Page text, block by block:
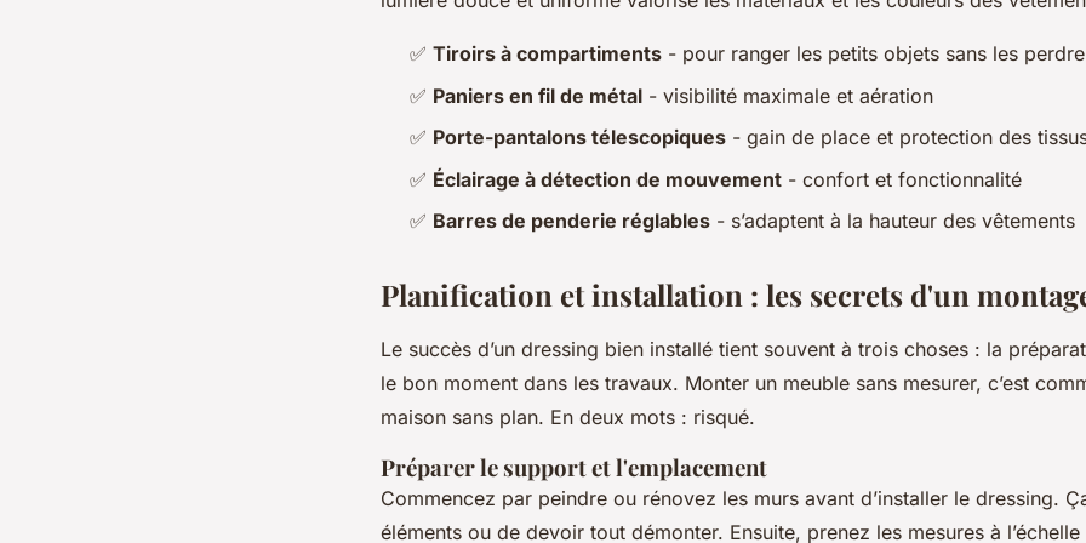
✅ Tiroirs à compartiments - pour ranger les petits objets sans les perdre
✅ Paniers en fil de métal - visibilité maximale et aération
✅ Porte-pantalons télescopiques - gain de place et protection des
✅ Éclairage à détection de mouvement - confort et fonctionnalité
✅ Barres de penderie réglables - s’adaptent à la hauteur des vêtements
Planification et installation : les secrets d'un
Le succès d’un dressing bien installé tient souvent à trois choses : la
le bon moment dans les travaux. Monter un meuble sans mesurer, c’est
maison sans plan. En deux mots : risqué.
Préparer le support et l'emplacement
Commencez par peindre ou rénovez les murs avant d’installer le dressing.
éléments ou de devoir tout démonter. Ensuite, prenez les mesures à